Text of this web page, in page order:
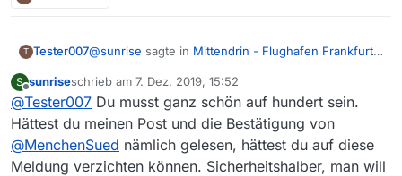
T Tester007@sunrise sagte in Mittendrin - Flughafen Frankfurt -
@ Tester007Hast du schon versucht, sie
herunterzuladen. Manchmal sagt die Grösse in
MV gar nichts aus. Hab die Sendereihe in MV
blackgelistet, aber in MVW lässt sie sich auf
jeden Fall problemlos abspielen.
Beim Versuch des Herunterladens kam eine
Fehlermeldung.
S
Offline
sunriseschrieb am 7. Dez. 2019, 15:52
zuletzt editiert von
@Tester007 Du musst ganz schön auf hundert sein.
Hättest du meinen Post und die Bestätigung von
@MenchenSued nämlich gelesen, hättest du auf diese
Meldung verzichten können. Sicherheitshalber, man will